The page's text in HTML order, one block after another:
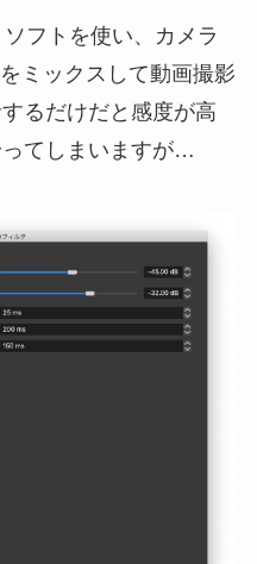
フトを使い、カメラ
ミックスして動画撮影
るだけだと感度が高
ってしまいますが…